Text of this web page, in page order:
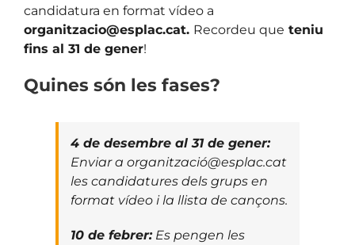
candidatura en format vídeo a
organitzacio@esplac.cat. Recordeu que teniu
fins al 31 de gener!
Quines són les fases?
4 de desembre al 31 de gener:
Enviar a organització@esplac.cat
les candidatures dels grups en
format vídeo i la llista de cançons.
10 de febrer:Es pengen les